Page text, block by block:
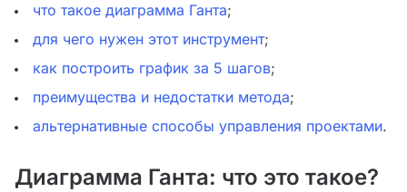
что такое диаграмма Ганта;
для чего нужен этот инструмент;
как построить график за 5 шагов;
преимущества и недостатки метода;
альтернативные способы управления проектами.
Диаграмма Ганта: что это такое?